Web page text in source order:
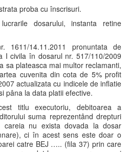
proba cu înscrisuri.
dosarului, instanta retine
1611/14.11.2011 pronuntata de
I civila în dosarul nr. 517/110/2009
sa plateasca mai multor reclamanti,
cuvenita din cota de 5% profit
actualizata cu indicele de inflatie
pâna la data platii efective.
titlu executoriu, debitoarea a
suma reprezentând drepturi
careia nu exista dovada la dosar
ci în acest sens este doar o
catre BEJ ….. (fila 37) prin care